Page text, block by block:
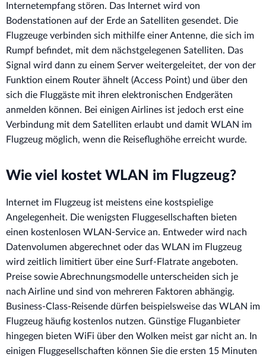
Internetempfang stören. Das Internet wird von
Bodenstationen auf der Erde an Satelliten gesendet. Die
Flugzeuge verbinden sich mithilfe einer Antenne, die sich im
Rumpf befindet, mit dem nächstgelegenen Satelliten. Das
Signal wird dann zu einem Server weitergeleitet, der von der
Funktion einem Router ähnelt (Access Point) und über den
sich die Fluggäste mit ihren elektronischen Endgeräten
anmelden können. Bei einigen Airlines ist jedoch erst eine
Verbindung mit dem Satelliten erlaubt und damit WLAN im
Flugzeug möglich, wenn die Reiseflughöhe erreicht wurde.
Wie viel kostet WLAN im Flugzeug?
Internet im Flugzeug ist meistens eine kostspielige
Angelegenheit. Die wenigsten Fluggesellschaften bieten
einen kostenlosen WLAN-Service an. Entweder wird nach
Datenvolumen abgerechnet oder das WLAN im Flugzeug
wird zeitlich limitiert über eine Surf-Flatrate angeboten.
Preise sowie Abrechnungsmodelle unterscheiden sich je
nach Airline und sind von mehreren Faktoren abhängig.
Business-Class-Reisende dürfen beispielsweise das WLAN im
Flugzeug häufig kostenlos nutzen. Günstige Fluganbieter
hingegen bieten WiFi über den Wolken meist gar nicht an. In
einigen Fluggesellschaften können Sie die ersten 15 Minuten